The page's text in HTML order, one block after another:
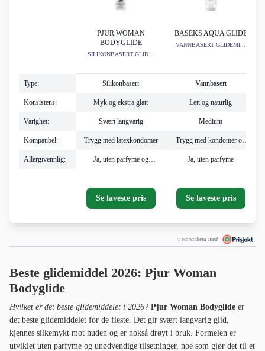
Type:
Konsistens:
Varighet:
Kompatibel:
Allergivennlig:
PJUR WOMAN
BODYGLIDE
SILIKONBASERT GLID...
Silikonbasert
Myk og ekstra glatt
Svært langvarig
Trygg med latexkondomer
Ja, uten parfyme og
Se laveste pris
BASEKS AQUA GLIDE
VANNBASERT GLIDEMI...
Vannbasert
Lett og naturlig
Medium
Trygg med kondomer og
Ja, uten parfyme
Se laveste pris
i samarbeid med
Beste glidemiddel 2026: Pjur Woman
Bodyglide
Hvilket er det beste glidemiddelet i 2026? Pjur Woman Bodyglide er
det beste glidemiddelet for de fleste. Det gir svært langvarig glid,
kjennes silkemykt mot huden og er nokså drøyt i bruk. Formelen er
utviklet uten parfyme og unødvendige tilsetninger, noe som gjør det til et